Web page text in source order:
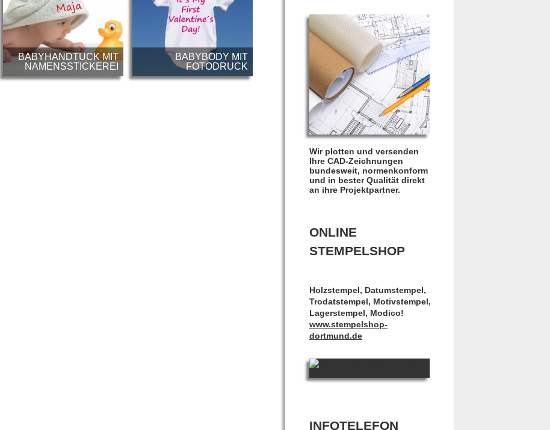
BABYHANDTUCK MIT
NAMENSSTICKEREI
BABYBODY MIT
FOTODRUCK
Wir plotten und versenden
Ihre CAD-Zeichnungen
bundesweit, normenkonform
und in bester Qualität direkt
an ihre Projektpartner.
ONLINE
STEMPELSHOP
Holzstempel, Datumstempel,
Trodatstempel, Motivstempel,
Lagerstempel, Modico!
www.stempelshop-
dortmund.de
INFOTELEFON